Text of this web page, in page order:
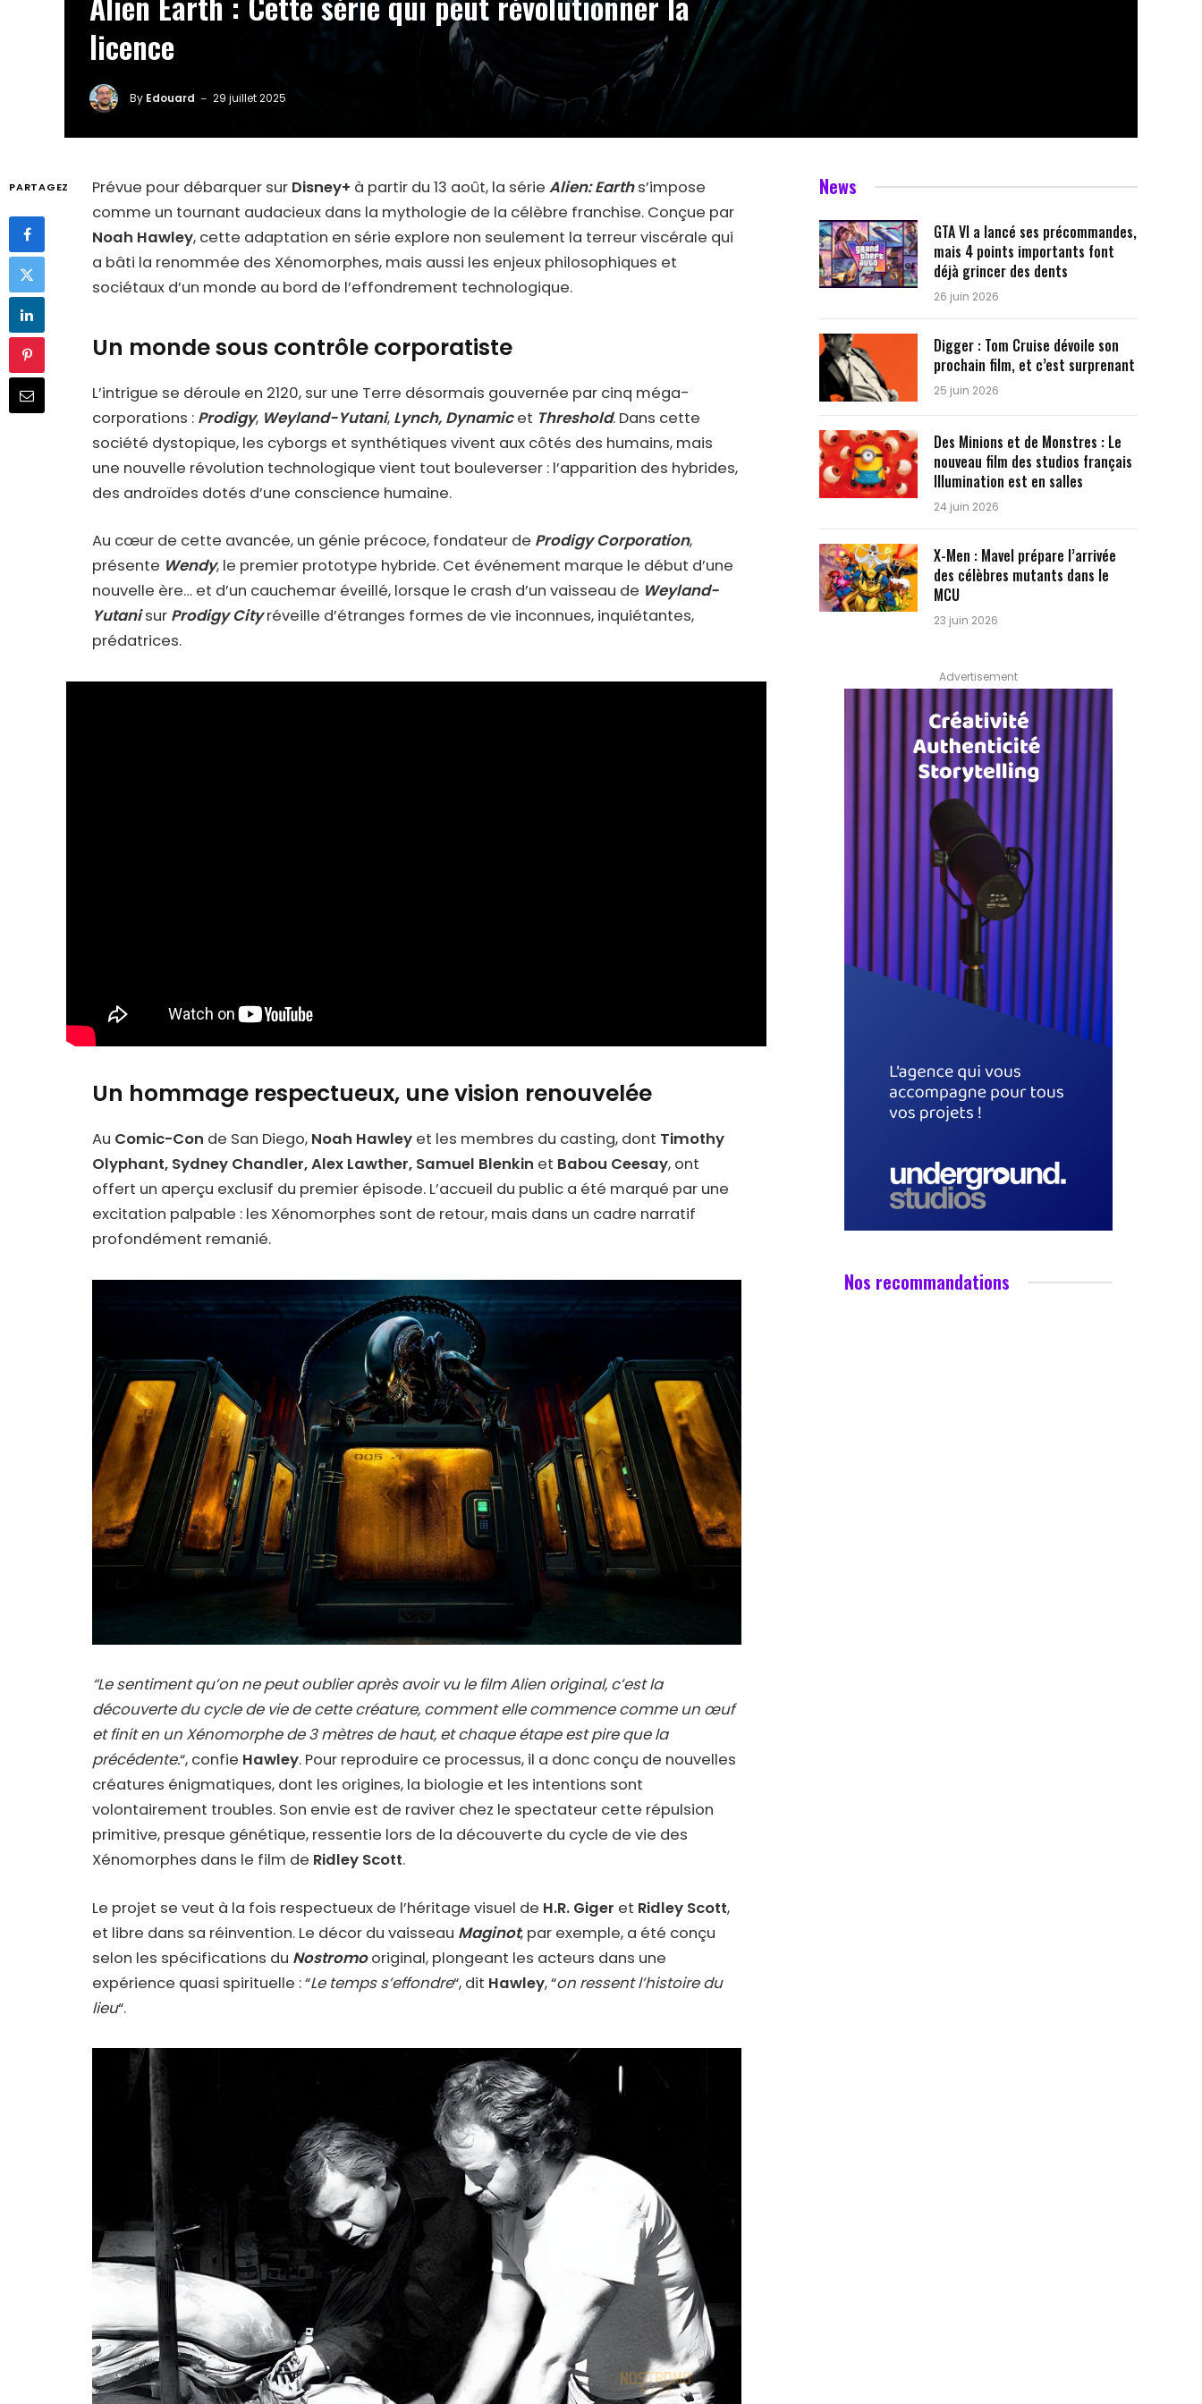
licence
By Edouard 29 juillet 2025
PARTAGEZ Prévue pour débarquer sur Disney+ à partir du 13 août, la série Alien: Earths’impose
comme un tournant audacieux dans la mythologie de la célèbre franchise. Conçue par
Noah Hawley, cette adaptation en série explore non seulement la terreur viscérale qui
a bâti la renommée des Xénomorphes, mais aussi les enjeux philosophiques et
sociétaux d’un monde au bord de l’effondrement technologique.
Un monde sous contrôle corporatiste
L’intrigue se déroule en 2120, sur une Terre désormais gouvernée par cinq méga-
corporations : Prodigy, Weyland-Yutani, Lynch, Dynamicet Threshold. Dans cette
société dystopique, les cyborgs et synthétiques vivent aux côtés des humains, mais
une nouvelle révolution technologique vient tout bouleverser : l’apparition des hybrides,
des androïdes dotés d’une conscience humaine.
Au cœur de cette avancée, un génie précoce, fondateur de Prodigy Corporation,
présente Wendy, le premier prototype hybride. Cet événement marque le début d’une
nouvelle ère… et d’un cauchemar éveillé, lorsque le crash d’un vaisseau de Weyland-
Yutanisur Prodigy Cityréveille d’étranges formes de vie inconnues, inquiétantes,
prédatrices.
Un hommage respectueux, une vision renouvelée
Au Comic-Con de San Diego, Noah Hawley et les membres du casting, dont Timothy
Olyphant, Sydney Chandler, Alex Lawther, Samuel Blenkin et Babou Ceesay, ont
offert un aperçu exclusif du premier épisode. L’accueil du public a été marqué par une
excitation palpable : les Xénomorphes sont de retour, mais dans un cadre narratif
profondément remanié.
“Le sentiment qu’on ne peut oublier après avoir vu le film Alien original, c’est la
découverte du cycle de vie de cette créature, comment elle commence comme un œuf
et finit en un Xénomorphe de 3 mètres de haut, et chaque étape est pire que la
précédente.“, confie Hawley. Pour reproduire ce processus, il a donc conçu de nouvelles
créatures énigmatiques, dont les origines, la biologie et les intentions sont
volontairement troubles. Son envie est de raviver chez le spectateur cette répulsion
primitive, presque génétique, ressentie lors de la découverte du cycle de vie des
Xénomorphes dans le film de Ridley Scott.
Le projet se veut à la fois respectueux de l’héritage visuel de H.R. Giger et Ridley Scott,
et libre dans sa réinvention. Le décor du vaisseau Maginot, par exemple, a été conçu
selon les spécifications du Nostromo original, plongeant les acteurs dans une
expérience quasi spirituelle : “Le temps s’effondre“, dit Hawley, “on ressent l’histoire du
lieu“.
News
GTA VI a lancé ses précommandes,
mais 4 points importants font
déjà grincer des dents
26 juin 2026
Digger : Tom Cruise dévoile son
prochain film, et c’est surprenant
25 juin 2026
Des Minions et de Monstres : Le
nouveau film des studios français
Illumination est en salles
24 juin 2026
X-Men : Mavel prépare l’arrivée
des célèbres mutants dans le
MCU
23 juin 2026
Advertisement
Nos recommandations